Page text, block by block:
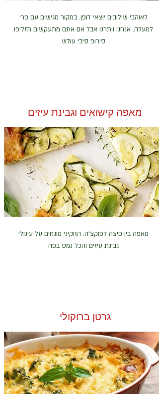
לאוהבי שילובים יוצאי דופן. במקור מגישים עם פרי
למעלה. אנחנו ויתרנו אבל אם אתם מתעקשים תזליפו
סירופ סיבי עולש
מאפה קישואים וגבינת עיזים
מאפה בין פיצה לפוקצ'ה. הזוקיני מונחים על עיגולי
גבינת עיזים והכל נמס בפה
גרטן ברוקולי